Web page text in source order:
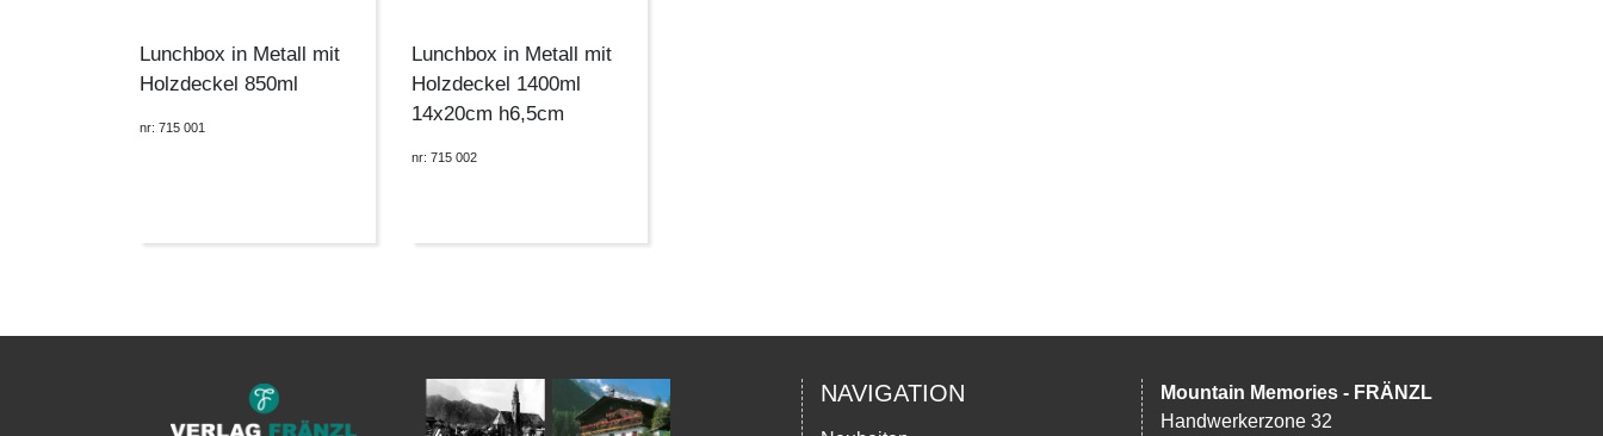
Lunchbox in Metall mit
Holzdeckel 850ml
nr: 715 001
Lunchbox in Metall mit
Holzdeckel 1400ml
14x20cm h6,5cm
nr: 715 002
NAVIGATION
Mountain Memories - FRÄNZL
Handwerkerzone 32